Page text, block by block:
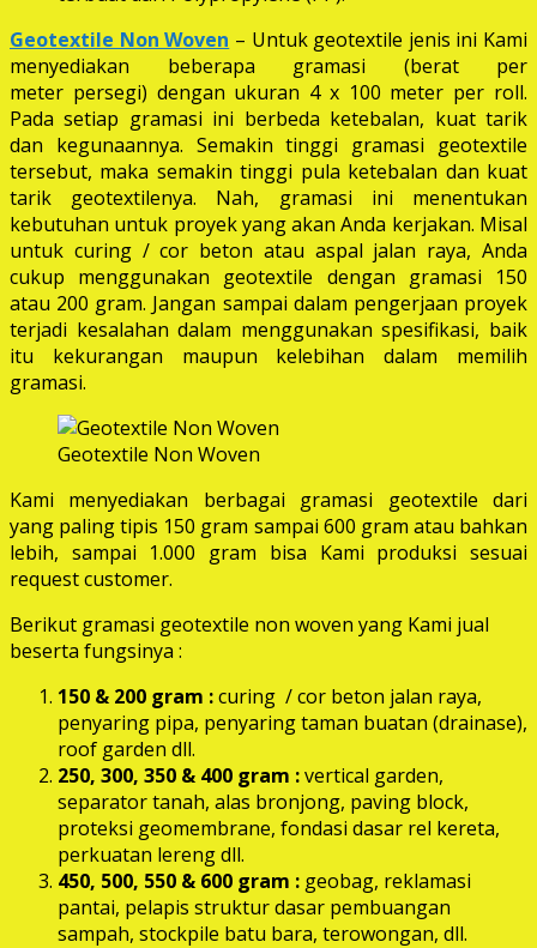
Geotextile Non Woven – Untuk geotextile jenis ini Kami
menyediakan beberapa gramasi (berat per
meter persegi) dengan ukuran 4 x 100 meter per roll.
Pada setiap gramasi ini berbeda ketebalan, kuat tarik
dan kegunaannya. Semakin tinggi gramasi geotextile
tersebut, maka semakin tinggi pula ketebalan dan kuat
tarik geotextilenya. Nah, gramasi ini menentukan
kebutuhan untuk proyek yang akan Anda kerjakan. Misal
untuk curing / cor beton atau aspal jalan raya, Anda
cukup menggunakan geotextile dengan gramasi 150
atau 200 gram. Jangan sampai dalam pengerjaan proyek
terjadi kesalahan dalam menggunakan spesifikasi, baik
itu kekurangan maupun kelebihan dalam memilih
gramasi.
Geotextile Non Woven
Kami menyediakan berbagai gramasi geotextile dari
yang paling tipis 150 gram sampai 600 gram atau bahkan
lebih, sampai 1.000 gram bisa Kami produksi sesuai
request customer.
Berikut gramasi geotextile non woven yang Kami jual
beserta fungsinya :
150 & 200 gram :curing / cor beton jalan raya,
penyaring pipa, penyaring taman buatan (drainase),
roof garden dll.
250, 300, 350 & 400 gram :vertical garden,
separator tanah, alas bronjong, paving block,
proteksi geomembrane, fondasi dasar rel kereta,
perkuatan lereng dll.
450, 500, 550 & 600 gram : geobag, reklamasi
pantai, pelapis struktur dasar pembuangan
sampah, stockpile batu bara, terowongan, dll.